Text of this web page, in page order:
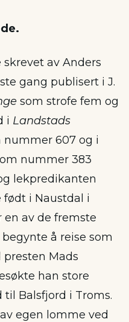
av Anders
gang publisert i J.
som strofe fem og
i Landstads
nummer 607 og i
nummer 383
lekpredikanten
født i Naustdal i
en av de fremste
å reise som
Mads
han store
Balsfjord i Troms.
egen lomme ved